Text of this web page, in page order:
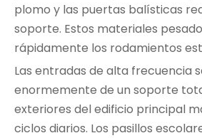
plomo y las puertas balísticas
soporte. Estos materiales
rápidamente los rodamientos
Las entradas de alta frecuencia
enormemente de un soporte
exteriores del edificio principal
ciclos diarios. Los pasillos